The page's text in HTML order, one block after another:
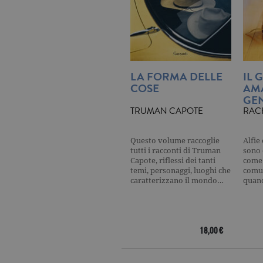
LA FORMA DELLE
COSE
TRUMAN CAPOTE
Questo volume raccoglie
tutti i racconti di Truman
Capote, riflessi dei tanti
temi, personaggi, luoghi che
caratterizzano il mondo…
18,00 €
IL
Alfie
_ga
datr
.facebook.com
locale
.facebook.com
Dominio
_fbp
.garzanti.it
oo
.facebook.com
.facebook.com